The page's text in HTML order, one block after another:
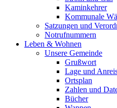
Kaminkehrer
Kommunale
Satzungen und
Notrufnummern
Leben & Wohnen
Unsere Gemeinde
Grußwort
Lage und
Ortsplan
Zahlen und
Bücher